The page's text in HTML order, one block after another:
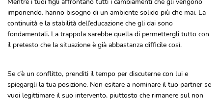
imponendo, hanno bisogno di un ambiente solido più che mai. La
continuità e la stabilità dell’educazione che gli dai sono
fondamentali. La trappola sarebbe quella di permettergli tutto con
il pretesto che la situazione è già abbastanza difficile così.
Se c’è un conflitto, prenditi il tempo per discuterne con lui e
spiegargli la tua posizione. Non esitare a nominare il tuo partner se
vuoi legittimare il suo intervento, piuttosto che rimanere sul non